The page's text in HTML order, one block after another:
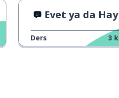
Evet ya da
Ders 3